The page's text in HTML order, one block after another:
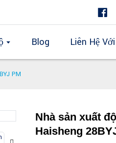
Blog Liên Hệ
PM
Nhà sản xuất
Haisheng